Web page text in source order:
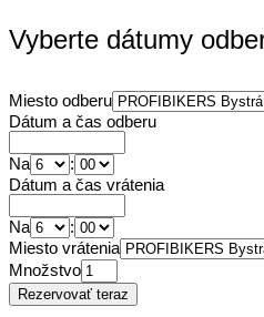
Vyberte dátumy
Miesto odberu
Dátum a čas odberu
Na
:
Dátum a čas vrátenia
Na
:
Miesto vrátenia
Množstvo